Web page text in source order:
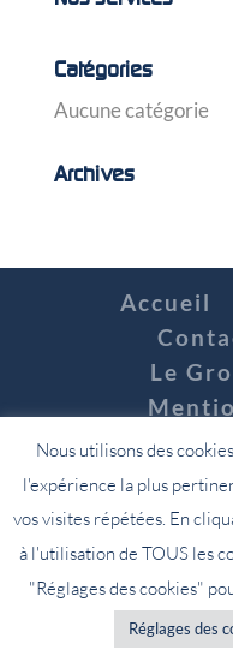
Catégories
Aucune catégorie
Archives
Accueil
Le
Tous droits
Nous utilisons des
l'expérience la plus
vos visites répétées. En
à l'utilisation de TOUS les
"Réglages des cookies"
Réglages des